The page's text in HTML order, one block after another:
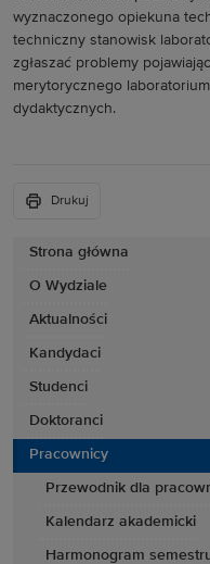
Strona główna
O Wydziale
Aktualności
Kandydaci
Studenci
Doktoranci
Pracownicy
Przewodnik dla
Kalendarz akademicki
Harmonogram
wyznaczonego opiekuna
techniczny stanowisk
zgłaszać problemy
merytorycznego
dydaktycznych.
Drukuj